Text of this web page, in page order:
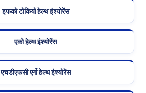
इफको टोकियो हेल्थ इंश्योरेंस
एको हेल्थ इंश्योरेंस
एचडीएफसी एर्गो हेल्थ इंश्योरेंस